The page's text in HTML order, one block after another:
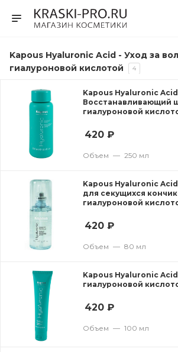
Kapous Hyaluronic Acid - Уход за
гиалуроновой кислотой
4
Kapous Hyaluronic
Восстанавливающий
гиалуроновой
420 ₽
Объем — 250 мл
Kapous Hyaluronic
для секущихся
гиалуроновой
420 ₽
Объем — 80 мл
Kapous Hyaluronic
гиалуроновой
420 ₽
Объем — 100 мл